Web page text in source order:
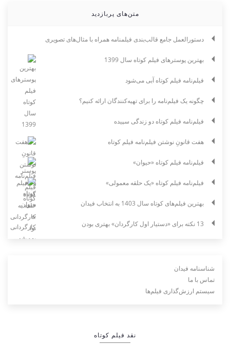
متن‌های پربازدید
دستورالعمل جامع قالب‌بندی فیلمنامه همراه با مثال‌های تصویری
بهترین پوسترهای فیلم کوتاه سال 1399
فیلم‌نامه فیلم کوتاه آبی می‌شود
چگونه یک فیلم‌نامه را برای تهیه‌کنندگان ارائه کنیم؟
فیلم‌نامه فیلم کوتاه دو زندگی سپیده
هفت قانونِ نوشتن فیلم‌نامه فیلم کوتاه
فیلم‌نامه فیلم کوتاه «حیوان»
فیلم‌نامه فیلم کوتاه «یک حلقه معمولی»
بهترین فیلم‌های کوتاه سال 1403 به انتخاب فیدان
13 نکته برای «دستیار اول کارگردان» بهتری بودن
شناسنامه فیدان
تماس با ما
سیستم ارزش‌گذاری فیلم‌ها
نقد فیلم کوتاه